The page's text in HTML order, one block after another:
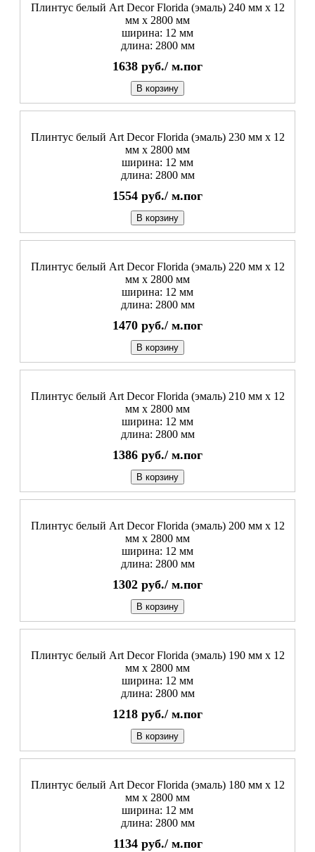
Плинтус белый Art Decor Florida (эмаль) 240 мм х 12
мм х 2800 мм
ширина: 12 мм
длина: 2800 мм
1638 руб./ м.пог
В корзину
Плинтус белый Art Decor Florida (эмаль) 230 мм х 12
мм х 2800 мм
ширина: 12 мм
длина: 2800 мм
1554 руб./ м.пог
В корзину
Плинтус белый Art Decor Florida (эмаль) 220 мм х 12
мм х 2800 мм
ширина: 12 мм
длина: 2800 мм
1470 руб./ м.пог
В корзину
Плинтус белый Art Decor Florida (эмаль) 210 мм х 12
мм х 2800 мм
ширина: 12 мм
длина: 2800 мм
1386 руб./ м.пог
В корзину
Плинтус белый Art Decor Florida (эмаль) 200 мм х 12
мм х 2800 мм
ширина: 12 мм
длина: 2800 мм
1302 руб./ м.пог
В корзину
Плинтус белый Art Decor Florida (эмаль) 190 мм х 12
мм х 2800 мм
ширина: 12 мм
длина: 2800 мм
1218 руб./ м.пог
В корзину
Плинтус белый Art Decor Florida (эмаль) 180 мм х 12
мм х 2800 мм
ширина: 12 мм
длина: 2800 мм
1134 руб./ м.пог